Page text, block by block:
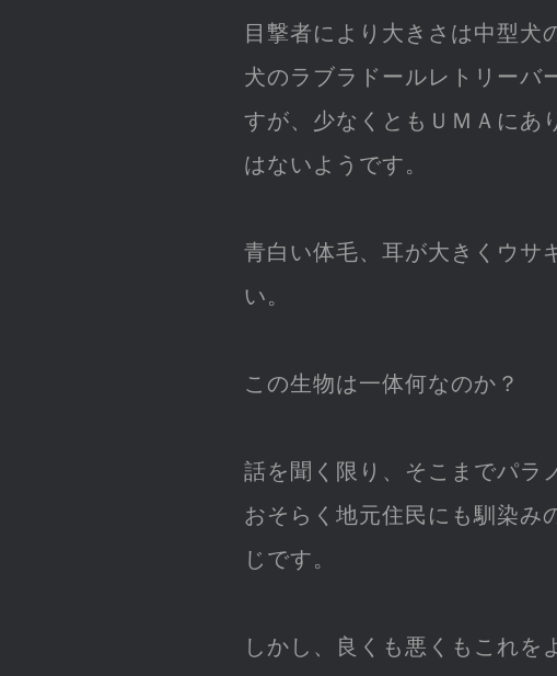
目撃者により大きさは中型犬
犬のラブラドールレトリーバ
すが、少なくともＵＭＡにあ
はないようです。
青白い体毛、耳が大きくウサ
い。
この生物は一体何なのか？
話を聞く限り、そこまでパラ
おそらく地元住民にも馴染み
じです。
しかし、良くも悪くもこれを